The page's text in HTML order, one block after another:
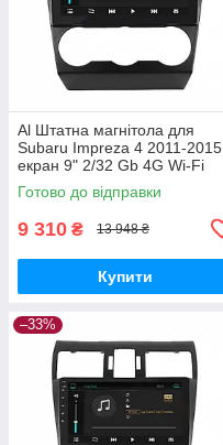
Al Штатна магнітола для
Subaru Impreza 4 2011-2015
екран 9" 2/32 Gb 4G Wi-Fi
GPS Top Android
Готово до відправки
9 310 ₴ 13 948 ₴
Купити
–33%